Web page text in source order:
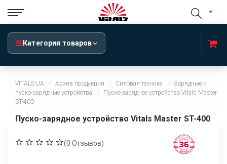
Категория товаров
VITALS.UA Архив продукции Силовая техника
Зарядные и
пуско-зарядные устройства
Пуско-зарядное устройство Vitals Master
ST-400
Пуско-зарядное устройство Vitals Master ST-400
(0 Отзывов)